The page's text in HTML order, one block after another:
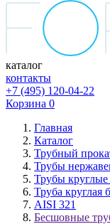
каталог
контакты
+7 (495) 120-04-22
Корзина 0
Главная
Каталог
Трубный
Трубы
Трубы
Труба круглая
AISI 321
Бесшовные